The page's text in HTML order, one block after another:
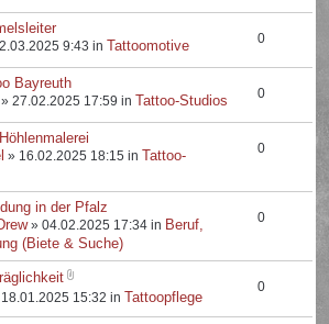
9:43 in Tattoomotive 0
Bayreuth
» 27.02.2025 17:59 in Tattoo-Studios 0
» 16.02.2025 18:15 in Tattoo-
0
in der Pfalz
» 04.02.2025 17:34 in Beruf,
(Biete & Suche)
0
15:32 in Tattoopflege
0